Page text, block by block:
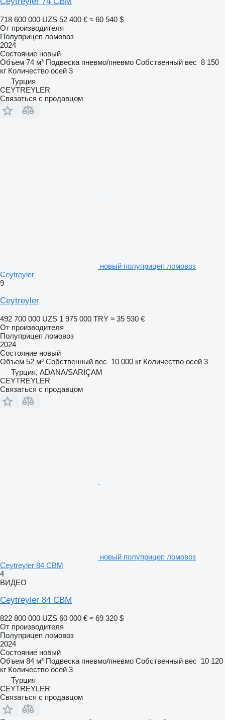
718 600 000 UZS 52 400 € ≈ 60 540 $
От производителя
Полуприцеп ломовоз
2024
Состояние новый
Объем 74 м³ Подвеска пневмо/пневмо Собственный вес 8 150
кг Количество осей 3
Турция
CEYTREYLER
Связаться с продавцом
новый полуприцеп ломовоз
Ceytreyler
9
Ceytreyler
492 700 000 UZS 1 975 000 TRY ≈ 35 930 €
От производителя
Полуприцеп ломовоз
2024
Состояние новый
Объем 52 м³ Собственный вес 10 000 кг Количество осей 3
Турция, ADANA/SARIÇAM
CEYTREYLER
Связаться с продавцом
новый полуприцеп ломовоз
Ceytreyler 84 CBM
4
ВИДЕО
Ceytreyler 84 CBM
822 800 000 UZS 60 000 € ≈ 69 320 $
От производителя
Полуприцеп ломовоз
2024
Состояние новый
Объем 84 м³ Подвеска пневмо/пневмо Собственный вес 10 120
кг Количество осей 3
Турция
CEYTREYLER
Связаться с продавцом